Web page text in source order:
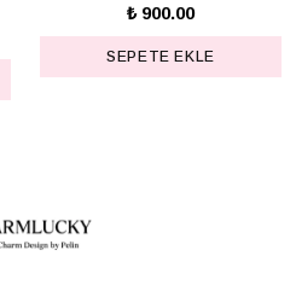
₺ 900.00
SEPETE EKLE